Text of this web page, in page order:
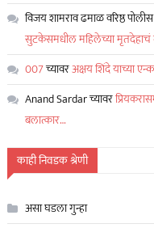
विजय शामराव ढमाळ वरिष्ठ
सुटकेसमधील महिलेच्या
007च्यावरअक्षय शिंदे याच्या
Anand Sardarच्यावर
बलात्कार…
काही निवडक श्रेणी
असा घडला गुन्हा